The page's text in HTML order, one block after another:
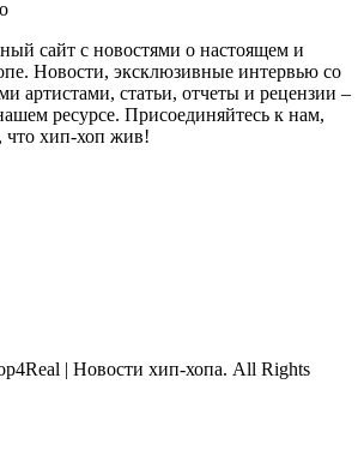
сайт с новостями о настоящем и
Новости, эксклюзивные интервью со
артистами, статьи, отчеты и рецензии –
ресурсе. Присоединяйтесь к нам,
что хип-хоп жив!
| Новости хип-хопа. All Rights